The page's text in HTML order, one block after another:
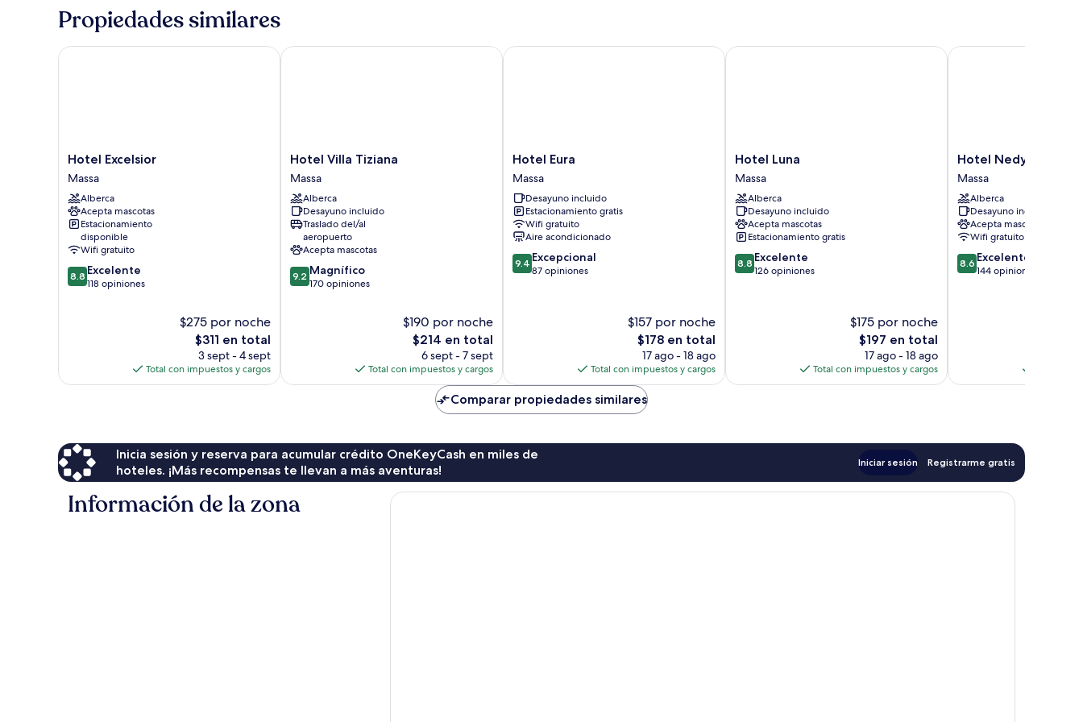
privado
individual
Propiedades similares
Hotel
Excelsior
Massa
Hotel Excelsior
Massa
Alberca
Acepta mascotas
Estacionamiento
disponible
Wifi gratuito
8.8
de
8.8 Excelente
118 opiniones
$275 por noche
El
precio
actual
es
$311 en total
3 sept - 4 sept
Total con impuestos y cargos
Hotel Excelsior
Hotel
Villa
Tiziana
Massa
Hotel Villa Tiziana
Massa
Alberca
Desayuno incluido
Traslado del/al
aeropuerto
Acepta mascotas
9.2
de
9.2 Magnífico
170 opiniones
$190 por noche
El
precio
actual
es
$214 en total
6 sept - 7 sept
Total con impuestos y cargos
Hotel Villa Tiziana
Hotel
Eura
Massa
Hotel Eura
Massa
Desayuno incluido
Estacionamiento gratis
Wifi gratuito
Aire acondicionado
9.4
de
9.4 Excepcional
87 opiniones
$157 por noche
El
precio
actual
es
de
$178
$178 en total
17 ago - 18 ago
Total con impuestos y cargos
Hotel Eura
Hotel
Luna
Massa
Hotel Luna
Massa
Alberca
Desayuno incluido
Acepta mascotas
Estacionamiento gratis
8.8
de
8.8 Excelente
126 opiniones
$175 por noche
El
precio
actual
es
$197 en total
17 ago - 18 ago
Total con impuestos y cargos
Hotel Luna
Hotel
Nedy
Massa
Hotel Nedy
Massa
Alberca
Desayuno incluido
Acepta mascotas
Wifi gratuito
8.6
de
8.6 Excelente
144 opiniones
Hotel Nedy
Comparar propiedades similares
Inicia sesión y reserva para acumular crédito OneKeyCash en miles de
hoteles. ¡Más recompensas te llevan a más aventuras!
Iniciar sesión Registrarme gratis
Información de la zona